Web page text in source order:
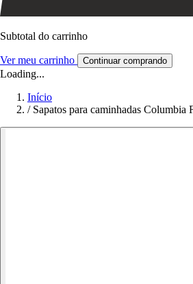
Subtotal do carrinho
Ver meu carrinho Continuar comprando
Loading...
Início
/ Sapatos para caminhadas Columbia